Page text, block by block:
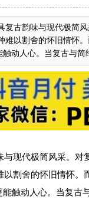
古韵味与现代极简
以割舍的怀旧情怀
动人心。当复古与简
现代极简风采。对
割舍的怀旧情怀。
触动人心。当复古